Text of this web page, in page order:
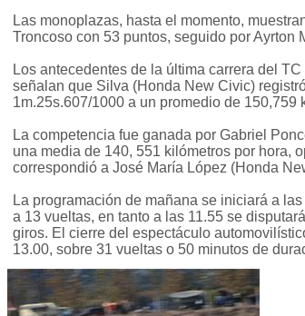
Las monoplazas, hasta el momento,
Troncoso con 53 puntos, seguido por Ayrton
Los antecedentes de la última carrera del
señalan que Silva (Honda New Civic)
1m.25s.607/1000 a un promedio de 150,759
La competencia fue ganada por Gabriel
una media de 140, 551 kilómetros por hora,
correspondió a José María López (Honda
La programación de mañana se iniciará a
a 13 vueltas, en tanto a las 11.55 se
giros. El cierre del espectáculo
13.00, sobre 31 vueltas o 50 minutos de